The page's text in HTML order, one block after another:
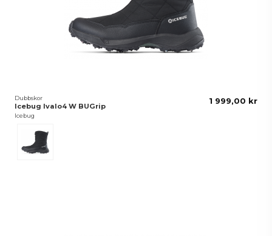
Dubbskor
Icebug Ivalo4 W BUGrip
Icebug
Svart
1 999,00 kr